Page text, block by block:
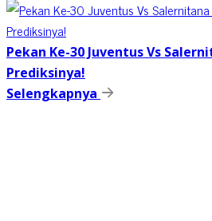
Pekan Ke-30 Juventus Vs
Prediksinya!
Selengkapnya